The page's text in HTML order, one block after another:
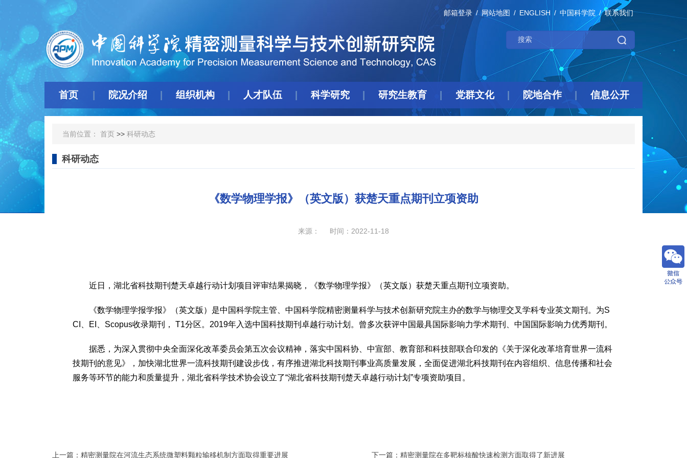
邮箱登录 网站地图 ENGLISH 中国科学院 联系我们
首页 院况介绍 组织机构 人才队伍 科学研究 研究生教育 党群文化 院地合作 信息公开
当前位置： 首页 >> 科研动态
科研动态
《数学物理学报》（英文版）获楚天重点期刊立项资助
来源： 时间：2022-11-18
近日，湖北省科技期刊楚天卓越行动计划项目评审结果揭晓，《数学物理学报》（英文版）获楚天重点期刊立项资助。
《数学物理学报学报》（英文版）是中国科学院主管、中国科学院精密测量科学与技术创新研究院主办的数学与物理交叉学科专业英文期刊。为S
CI、EI、Scopus收录期刊， T1分区。2019年入选中国科技期刊卓越行动计划。曾多次获评中国最具国际影响力学术期刊、中国国际影响力优秀期刊。
据悉，为深入贯彻中央全面深化改革委员会第五次会议精神，落实中国科协、中宣部、教育部和科技部联合印发的《关于深化改革培育世界一流科
技期刊的意见》，加快湖北世界一流科技期刊建设步伐，有序推进湖北科技期刊事业高质量发展，全面促进湖北科技期刊在内容组织、信息传播和社会
服务等环节的能力和质量提升，湖北省科学技术协会设立了“湖北省科技期刊楚天卓越行动计划”专项资助项目。
上一篇：精密测量院在河流生态系统微塑料颗粒输移机制方面取得重要进展 下一篇：精密测量院在多靶标核酸快速检测方面取得了新进展